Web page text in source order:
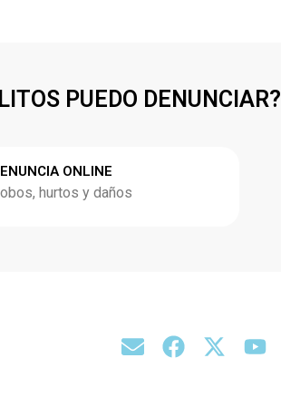
PUEDO DENUNCIAR?
ONLINE
hurtos y daños